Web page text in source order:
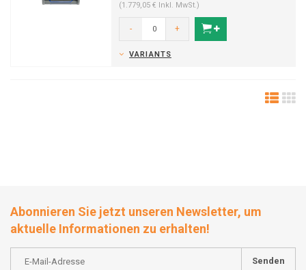
(1.779,05 € Inkl. MwSt.)
- +
VARIANTS
Abonnieren Sie jetzt unseren Newsletter, um
aktuelle Informationen zu erhalten!
Senden